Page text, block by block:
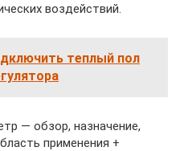
воздействий.
теплый пол
— обзор, назначение,
применения +